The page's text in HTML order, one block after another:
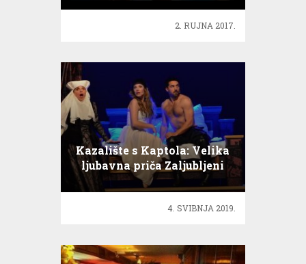
2. RUJNA 2017.
Kazalište s Kaptola: Velika
ljubavna priča Zaljubljeni
Shakespeare
4. SVIBNJA 2019.